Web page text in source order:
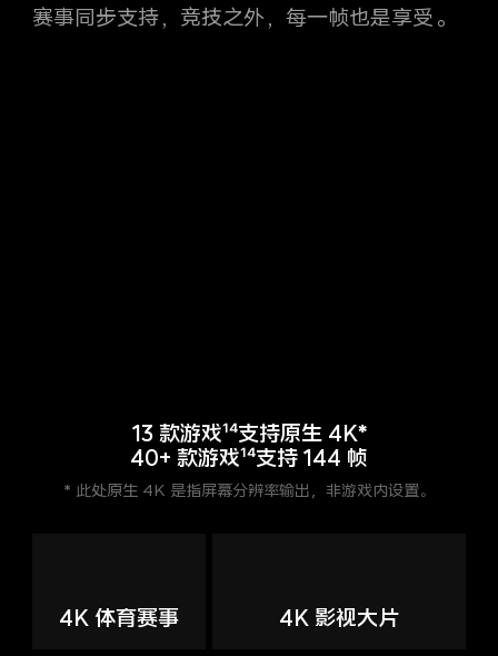
赛事同步支持，竞技之外，每一帧也是享受。
13 款游戏¹⁴支持原生 4K*
40+ 款游戏¹⁴支持 144 帧
* 此处原生 4K 是指屏幕分辨率输出，非游戏内设置。
4K 体育赛事 4K 影视大片